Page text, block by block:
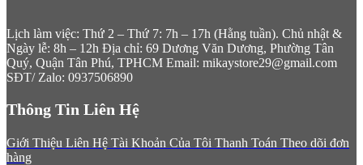
Lịch làm việc: Thứ 2 – Thứ 7: 7h – 17h (Hằng tuần). Chủ nhật &
Ngày lễ: 8h – 12h Địa chỉ: 69 Dương Văn Dương, Phường Tân
Quý, Quận Tân Phú, TPHCM Email: mikaystore29@gmail.com
SĐT/ Zalo: 0937506890
Thông Tin Liên Hệ
Giới Thiệu Liên Hệ Tài Khoản Của Tôi Thanh Toán Theo dõi đơn
hàng